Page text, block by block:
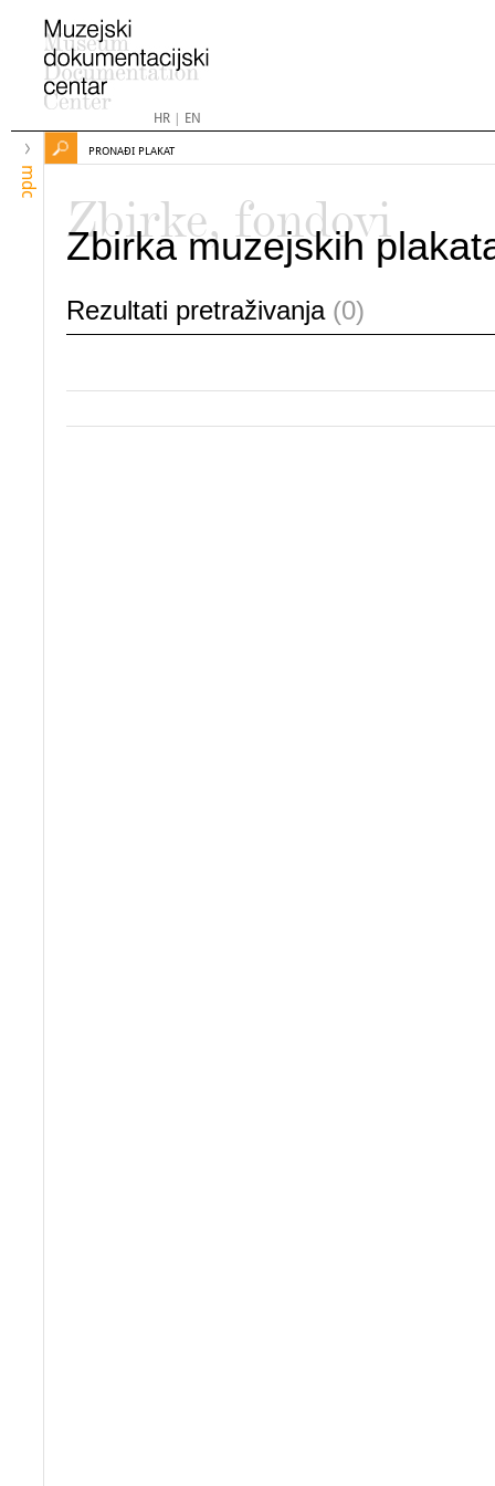
HR| EN
mdc
PRONAĐI PLAKAT
Zbirke, fondovi
Zbirka muzejskih
Rezultati pretraživanja (0)